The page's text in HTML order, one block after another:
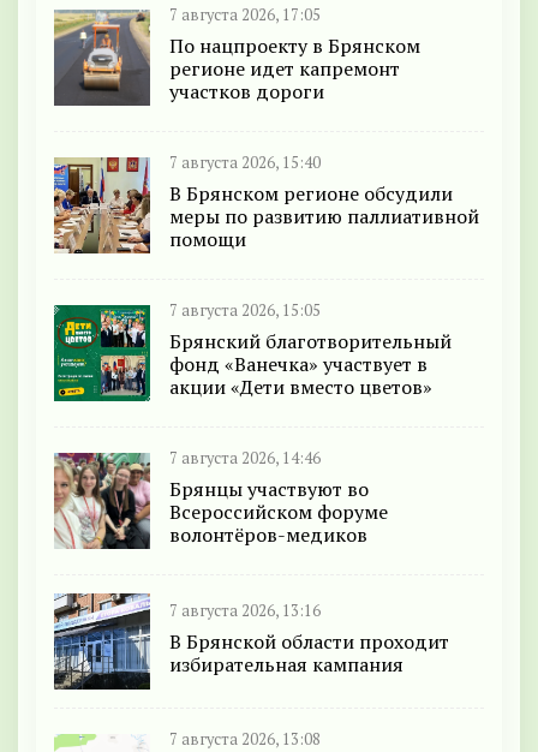
7 августа 2026, 17:05
По нацпроекту в Брянском
регионе идет капремонт
участков дороги
7 августа 2026, 15:40
В Брянском регионе обсудили
меры по развитию паллиативной
помощи
7 августа 2026, 15:05
Брянский благотворительный
фонд «Ванечка» участвует в
акции «Дети вместо цветов»
7 августа 2026, 14:46
Брянцы участвуют во
Всероссийском форуме
волонтёров-медиков
7 августа 2026, 13:16
В Брянской области проходит
избирательная кампания
7 августа 2026, 13:08